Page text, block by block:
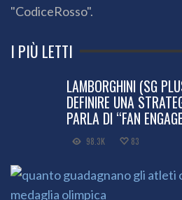
"CodiceRosso".
I PIÙ LETTI
LAMBORGHINI (SG
DEFINIRE UNA
PARLA DI “FAN
98.3K 83